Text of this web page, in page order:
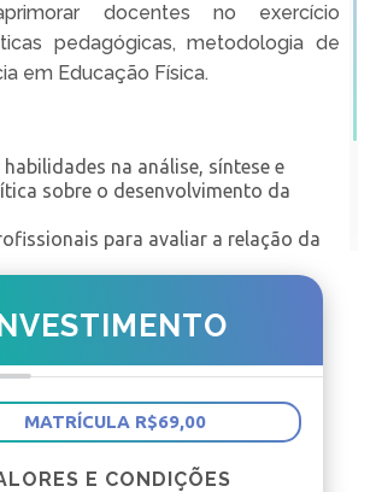
docentes no exercício
pedagógicas, metodologia de
em Educação Física.
habilidades na análise, síntese e
sobre o desenvolvimento da
para avaliar a relação da
os professores para atuação
com as práticas pedagógicas;
em relação aos aspectos
e metodológicos de ensino.
MATRÍCULA R$69,00
E CONDIÇÕES